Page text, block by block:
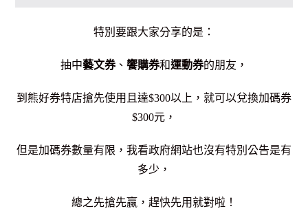
特別要跟大家分享的是：
抽中藝文券、 饗購券和運動券的朋友，
到熊好券特店搶先使用且達$300以上，就可以兌換加碼券
$300元，
但是加碼券數量有限，我看政府網站也沒有特別公告是有
多少，
總之先搶先贏，趕快先用就對啦！